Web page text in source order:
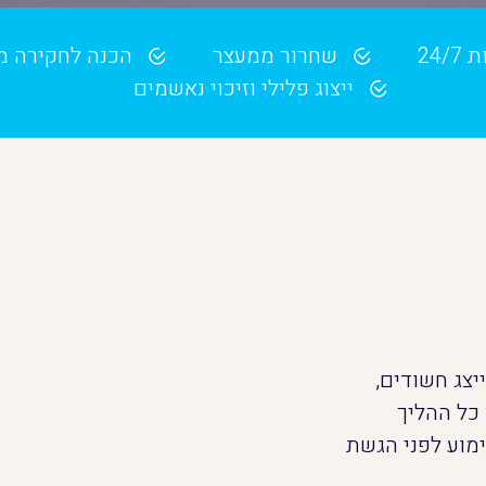
7 שחרור ממעצר הכנה לחקירה
ייצוג פלילי וזיכוי נאשמים
חשודים,
כל ההליך
לפני הגשת